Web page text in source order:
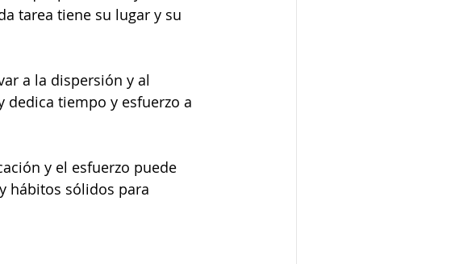
tarea tiene su lugar y su
a la dispersión y al
dedica tiempo y esfuerzo a
y el esfuerzo puede
hábitos sólidos para